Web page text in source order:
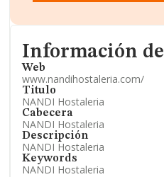
Informacion de su página
Información
Web
www.nandihostaleria.com/
Titulo
NANDI Hostaleria
Cabecera
NANDI Hostaleria
Descripción
NANDI Hostaleria
Keywords
NANDI Hostaleria